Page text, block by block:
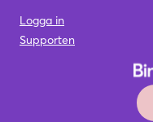
Logga in
Supporten